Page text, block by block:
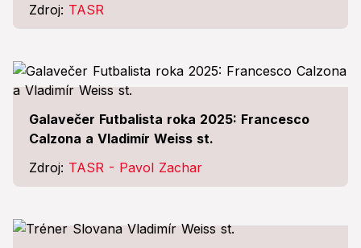
Zdroj: TASR
Galavečer Futbalista roka 2025: Francesco
Calzona a Vladimír Weiss st.
Zdroj: TASR - Pavol Zachar